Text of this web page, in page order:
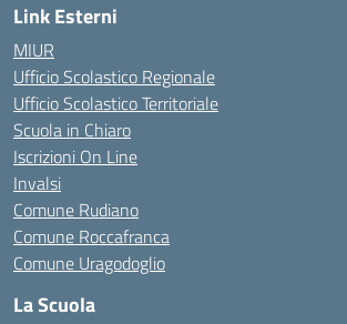
Link Esterni
MIUR
Ufficio Scolastico Regionale
Ufficio Scolastico Territoriale
Scuola in Chiaro
Iscrizioni On Line
Invalsi
Comune Rudiano
Comune Roccafranca
Comune Uragodoglio
La Scuola